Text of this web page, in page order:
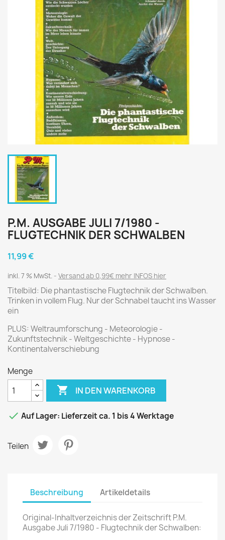
P.M. AUSGABE JULI 7/1980 -
FLUGTECHNIK DER SCHWALBEN
11,99 €
inkl. 7 % MwSt. Versand ab 0,99€ mehr INFOS hier
Titelbild: Die phantastische Flugtechnik der Schwalben.
Trinken in vollem Flug. Nur der Schnabel taucht ins Wasser
ein
PLUS: Weltraumforschung - Meteorologie -
Zukunftstechnik - Weltgeschichte - Hypnose -
Kontinentalverschiebung
Menge
 IN DEN WARENKORB
 Auf Lager: Lieferzeit ca. 1 bis 4 Werktage
Teilen
Beschreibung Artikeldetails
Original-Inhaltverzeichnis der Zeitschrift P.M.
Ausgabe Juli 7/1980 - Flugtechnik der Schwalben: